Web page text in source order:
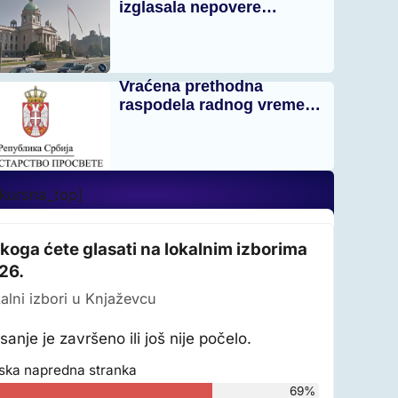
izglasala nepovere…
Vraćena prethodna
raspodela radnog vreme…
ćete glasati na lokalnim izborima
izbori u Knjaževcu
je završeno ili još nije počelo.
napredna stranka
69%